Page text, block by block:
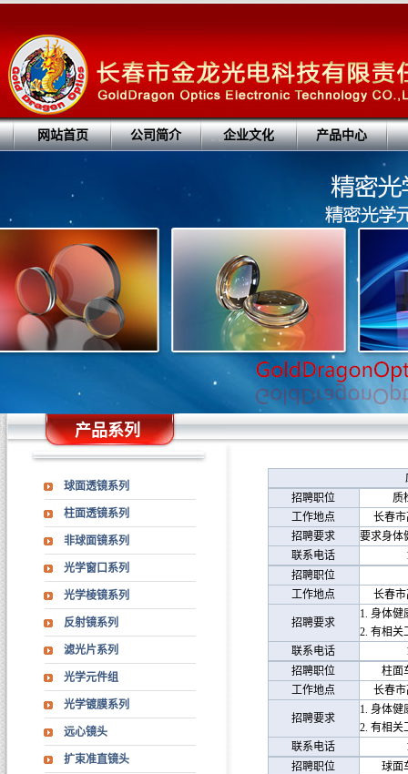
网站首页 公司简介 企业文化 产品中心
产品系列
球面透镜系列
柱面透镜系列
非球面镜系列
光学窗口系列
光学棱镜系列
反射镜系列
滤光片系列
光学元件组
光学镀膜系列
远心镜头
扩束准直镜头
招聘职位
质
工作地点
长春
招聘要求
要求身体
联系电话
招聘职位
工作地点
长春
招聘要求
1. 身体健
2. 有相关
联系电话
招聘职位
柱面
工作地点
长春
招聘要求
1. 身体健
2. 有相关
联系电话
招聘职位
球面